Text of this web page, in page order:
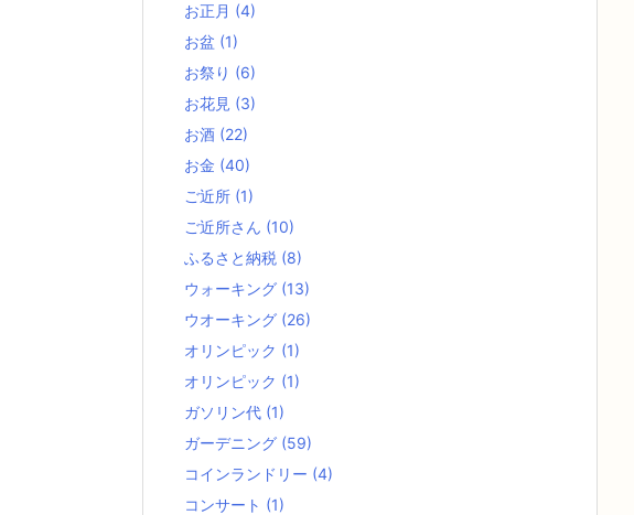
お正月 (4)
お盆 (1)
お祭り (6)
お花見 (3)
お酒 (22)
お金 (40)
ご近所 (1)
ご近所さん (10)
ふるさと納税 (8)
ウォーキング (13)
ウオーキング (26)
オリンピック (1)
オリンピック (1)
ガソリン代 (1)
ガーデニング (59)
コインランドリー (4)
コンサート (1)